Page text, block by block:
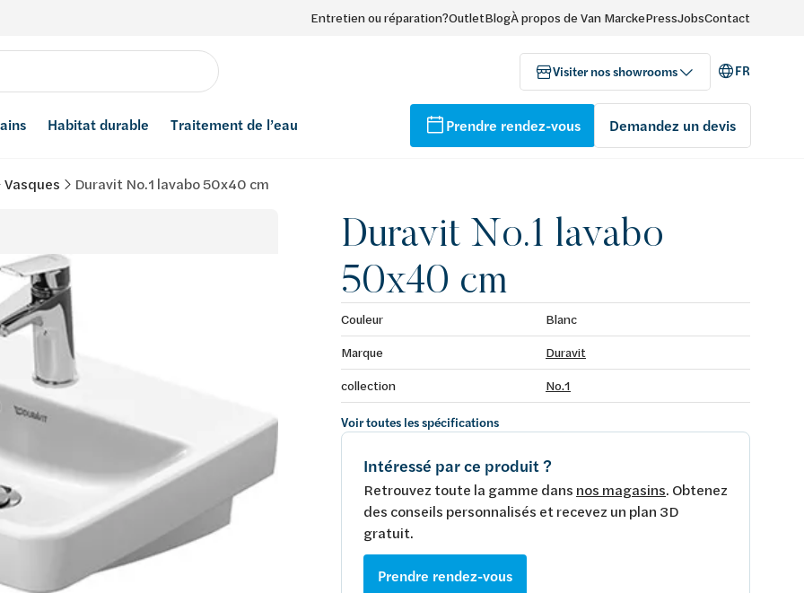
Entretien ou réparation?OutletBlogÀ propos de Van MarckePressJobsContact
Visiter nos showrooms FR
Habitat durable Traitement de l’eau Prendre rendez-vous Demandez un devis
Vasques Duravit No.1 lavabo 50x40 cm
Duravit No.1 lavabo
50x40 cm
Couleur
Blanc
Marque
Duravit
collection
No.1
Voir toutes les spécifications
Intéressé par ce produit ?
Retrouvez toute la gamme dans nos magasins. Obtenez
des conseils personnalisés et recevez un plan 3D
gratuit.
Prendre rendez-vous